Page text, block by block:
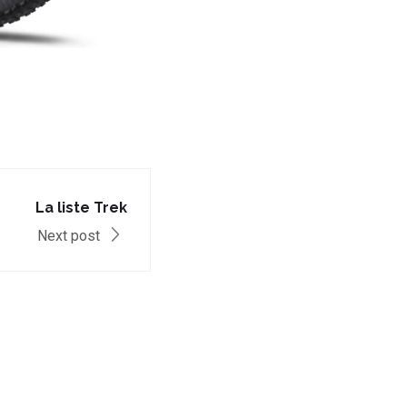
La liste Trek
Next post